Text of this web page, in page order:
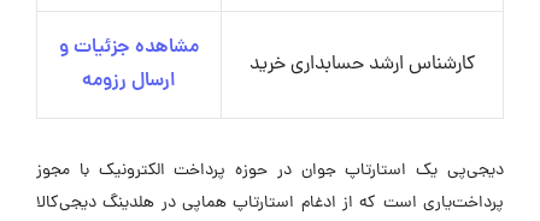
کارشناس ارشد حسابداری خرید
مشاهده جزئیات و
ارسال رزومه
دیجی‌پی یک استارتاپ جوان در حوزه پرداخت الکترونیک با مجوز
پرداخت‌یاری است که از ادغام استارتاپ هماپی در هلدینگ دیجی‌کالا